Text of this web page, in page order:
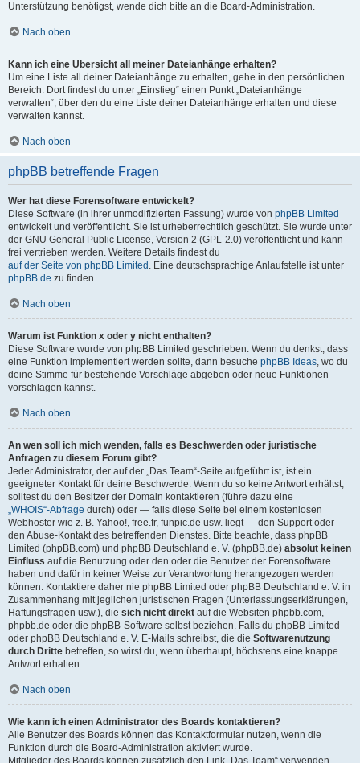
Unterstützung benötigst, wende dich bitte an die Board-Administration.
Nach oben
Kann ich eine Übersicht all meiner Dateianhänge erhalten?
Um eine Liste all deiner Dateianhänge zu erhalten, gehe in den persönlichen
Bereich. Dort findest du unter „Einstieg“ einen Punkt „Dateianhänge
verwalten“, über den du eine Liste deiner Dateianhänge erhalten und diese
verwalten kannst.
Nach oben
phpBB betreffende Fragen
Wer hat diese Forensoftware entwickelt?
Diese Software (in ihrer unmodifizierten Fassung) wurde von phpBB Limited
entwickelt und veröffentlicht. Sie ist urheberrechtlich geschützt. Sie wurde unter
der GNU General Public License, Version 2 (GPL-2.0) veröffentlicht und kann
frei vertrieben werden. Weitere Details findest du
auf der Seite von phpBB Limited . Eine deutschsprachige Anlaufstelle ist unter
phpBB.de zu finden.
Nach oben
Warum ist Funktion x oder y nicht enthalten?
Diese Software wurde von phpBB Limited geschrieben. Wenn du denkst, dass
eine Funktion implementiert werden sollte, dann besuche phpBB Ideas, wo du
deine Stimme für bestehende Vorschläge abgeben oder neue Funktionen
vorschlagen kannst.
Nach oben
An wen soll ich mich wenden, falls es Beschwerden oder juristische
Anfragen zu diesem Forum gibt?
Jeder Administrator, der auf der „Das Team“-Seite aufgeführt ist, ist ein
geeigneter Kontakt für deine Beschwerde. Wenn du so keine Antwort erhältst,
solltest du den Besitzer der Domain kontaktieren (führe dazu eine
„WHOIS“-Abfrage durch) oder — falls diese Seite bei einem kostenlosen
Webhoster wie z. B. Yahoo!, free.fr, funpic.de usw. liegt — den Support oder
den Abuse-Kontakt des betreffenden Dienstes. Bitte beachte, dass phpBB
Limited (phpBB.com) und phpBB Deutschland e. V. (phpBB.de) absolut keinen
Einfluss auf die Benutzung oder den oder die Benutzer der Forensoftware
haben und dafür in keiner Weise zur Verantwortung herangezogen werden
können. Kontaktiere daher nie phpBB Limited oder phpBB Deutschland e. V. in
Zusammenhang mit jeglichen juristischen Fragen (Unterlassungserklärungen,
Haftungsfragen usw.), die sich nicht direkt auf die Websiten phpbb.com,
phpbb.de oder die phpBB-Software selbst beziehen. Falls du phpBB Limited
oder phpBB Deutschland e. V. E-Mails schreibst, die die Softwarenutzung
durch Dritte betreffen, so wirst du, wenn überhaupt, höchstens eine knappe
Antwort erhalten.
Nach oben
Wie kann ich einen Administrator des Boards kontaktieren?
Alle Benutzer des Boards können das Kontaktformular nutzen, wenn die
Funktion durch die Board-Administration aktiviert wurde.
Mitglieder des Boards können zusätzlich den Link „Das Team“ verwenden.